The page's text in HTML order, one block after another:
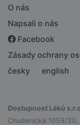
O nás
Napsali o nás
Facebook
Zásady ochrany
česky
english
Dostupnost Léků
Chudenická 1059/30,